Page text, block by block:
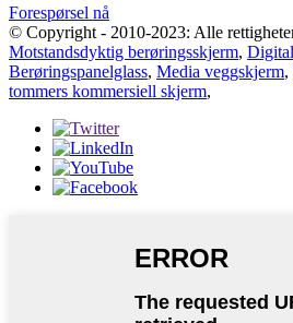
Forespørsel nå
© Copyright - 2010-2023: Alle
Motstandsdyktig berøringsskjerm,
Berøringspanelglass, Media veggskjerm,
tommers kommersiell skjerm,